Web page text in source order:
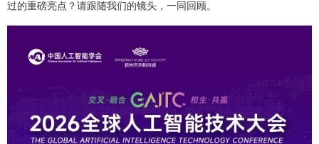
过的重磅亮点？请跟随我们的镜头，一同回顾。